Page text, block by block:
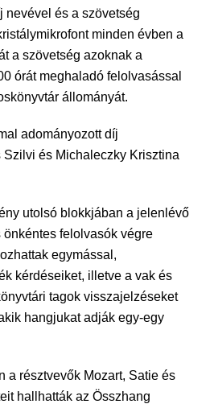
nevével és a szövetség
minden évben a
a szövetség azoknak a
órát meghaladó felolvasással
állományát.
adományozott díj
Szilvi és Michaleczky Krisztina
utolsó blokkjában a jelenlévő
önkéntes felolvasók végre
egymással,
kérdéseiket, illetve a vak és
tagok visszajelzéseket
hangjukat adják egy-egy
a résztvevők Mozart, Satie és
hallhatták az Összhang